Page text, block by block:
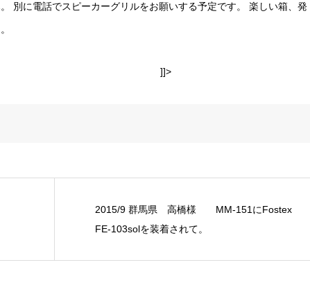
別に電話でスピーカーグリルをお願いする予定です。 楽しい箱、発
]]>
2015/9 群馬県 高橋様 MM-151にFostex
FE-103solを装着されて。